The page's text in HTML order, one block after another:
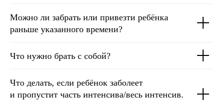
Можно ли забрать или привезти ребёнка
раньше указанного времени?
Что нужно брать с собой?
Что делать, если ребёнок заболеет
и пропустит часть интенсива/весь интенсив.